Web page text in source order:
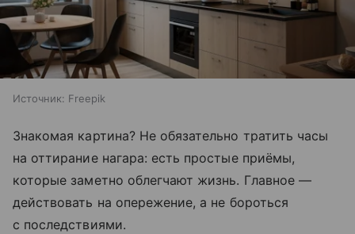
Источник: Freepik
Знакомая картина? Не обязательно тратить часы
на оттирание нагара: есть простые приёмы,
которые заметно облегчают жизнь. Главное —
действовать на опережение, а не бороться
с последствиями.